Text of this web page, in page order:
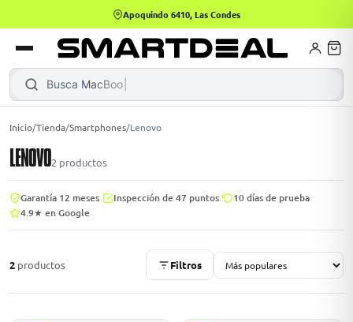
Apoquindo 6410, Las Condes
Busca MacBook Air
Gamer
Apple
MacBook Air
→
→
Mini PC
Inicio/Tienda/Smartphones/Lenovo
LENOVO2 productos
Garantía 12 meses Inspección de 47 puntos 10 días de prueba
4.9★ en Google
2 productos Filtros